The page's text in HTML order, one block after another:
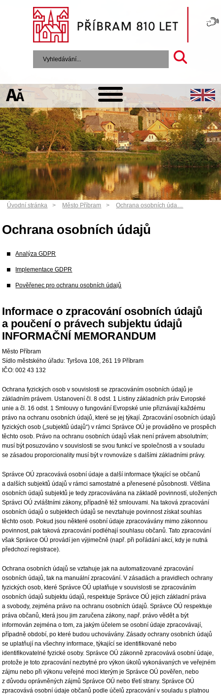
Úvodní stránka Město Příbram Ochrana osobních úda…
Ochrana osobních údajů
Analýza GDPR
Implementace GDPR
Pověřenec pro ochranu osobních údajů
Informace o zpracování osobních údajů
a poučení o právech subjektu údajů
INFORMAČNÍ MEMORANDUM
Město Příbram
Sídlo městského úřadu: Tyršova 108, 261 19 Příbram
IČO: 002 43 132
Ochrana fyzických osob v souvislosti se zpracováním osobních údajů je
základním právem. Ustanovení čl. 8 odst. 1 Listiny základních práv Evropské
unie a čl. 16 odst. 1 Smlouvy o fungování Evropské unie přiznávají každému
právo na ochranu osobních údajů, které se jej týkají. Zpracování osobních údajů
fyzických osob („subjektů údajů“) v rámci Správce OÚ je prováděno ve prospěch
těchto osob. Právo na ochranu osobních údajů však není právem absolutním;
musí být posuzováno v souvislosti se svou funkcí ve společnosti a v souladu
se zásadou proporcionality musí být v rovnováze s dalšími základními právy.
Správce OÚ zpracovává osobní údaje a další informace týkající se občanů
a dalších subjektů údajů v rámci samostatné a přenesené působnosti. Většina
osobních údajů subjektů je tedy zpracovávána na základě povinností, uložených
Správci OÚ zvláštními zákony, případně též smlouvami. Na taková zpracování
osobních údajů o subjektech údajů se nevztahuje povinnost získat souhlas
těchto osob. Pokud jsou některé osobní údaje zpracovávány mimo zákonnou
povinnost, pak taková zpracování podléhají souhlasu občanů. Tato zpracování
však Správce OÚ provádí jen výjimečně (např. při pořádání akcí, kdy je nutná
předchozí registrace).
Ochrana osobních údajů se vztahuje jak na automatizované zpracování
osobních údajů, tak na manuální zpracování. V zásadách a pravidlech ochrany
fyzických osob, které Správce OÚ uplatňuje v souvislosti se zpracováním
osobních údajů subjektu údajů, respektuje Správce OÚ jejich základní práva
a svobody, zejména právo na ochranu osobních údajů. Správce OÚ respektuje
práva občanů, která jsou jim zaručena zákony, např. právo vědět a být
informován zejména o tom, za jakým účelem se osobní údaje zpracovávají,
případně období, po které budou uchovávány. Zásady ochrany osobních údajů
se uplatňují na všechny informace, týkající se identifikované nebo
identifikovatelné fyzické osoby. Správce OÚ zákonně zpracovává osobní údaje,
protože je toto zpracování nezbytné pro výkon úkolů vykonávaných ve veřejném
zájmu nebo při výkonu veřejné moci kterým je Správce OÚ pověřen, nebo
z důvodu oprávněných zájmů Správce OÚ nebo třetí strany. Správce OÚ
zpracovává osobní údaje občanů podle účelů zpracování v souladu s platnou